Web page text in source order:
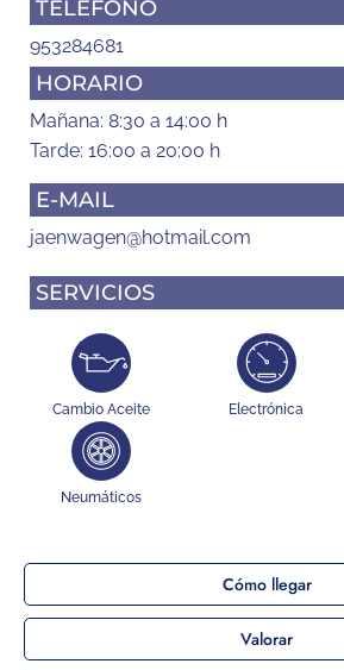
TELÉFONO
953284681
HORARIO
Mañana: 8:30 a 14:00 h
Tarde: 16:00 a 20:00 h
E-MAIL
jaenwagen@hotmail.com
SERVICIOS
Cambio Aceite Electrónica
Neumáticos
Cómo llegar
Valorar